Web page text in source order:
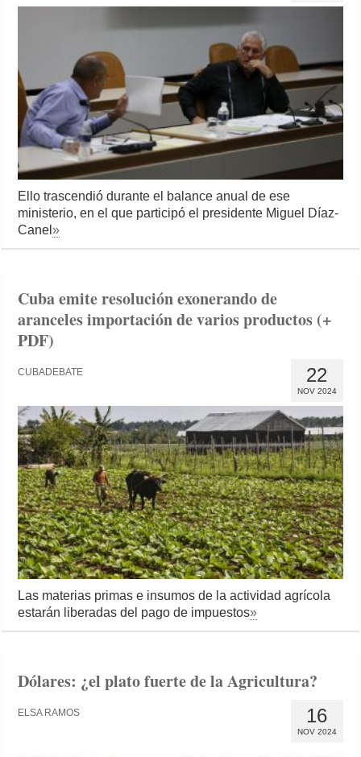
Ello trascendió durante el balance anual de ese
ministerio, en el que participó el presidente Miguel Díaz-
Canel»
Cuba emite resolución exonerando de
aranceles importación de varios productos (+
PDF)
22
NOV 2024
CUBADEBATE
Las materias primas e insumos de la actividad agrícola
estarán liberadas del pago de impuestos»
Dólares: ¿el plato fuerte de la Agricultura?
16
NOV 2024
ELSA RAMOS